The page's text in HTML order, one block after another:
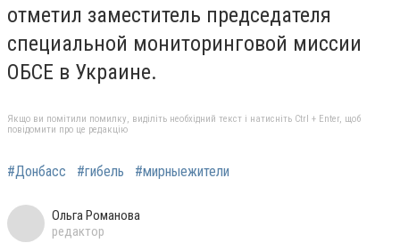
отметил заместитель председателя
специальной мониторинговой миссии
ОБСЕ в Украине.
Якщо ви помітили помилку, виділіть необхідний текст і натисніть Ctrl + Enter, щоб
повідомити про це редакцію
#Донбасс #гибель #мирныежители
Ольга Романова
редактор